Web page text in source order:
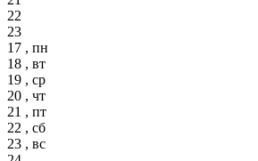
22
23
17 , пн
18 , вт
19 , ср
20 , чт
21 , пт
22 , сб
23 , вс